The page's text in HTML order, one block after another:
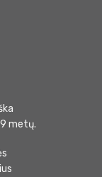
metų.